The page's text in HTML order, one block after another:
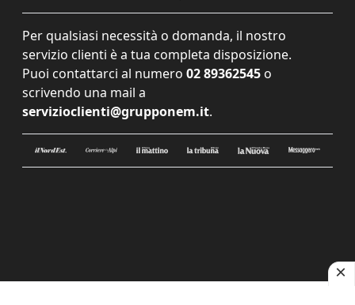
Per qualsiasi necessità o domanda, il nostro
servizio clienti è a tua completa disposizione.
Puoi contattarci al numero 02 89362545 o
scrivendo una mail a
servizioclienti@grupponem.it.